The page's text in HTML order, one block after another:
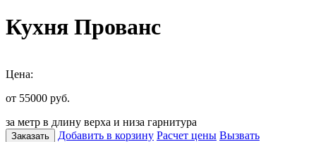
Кухня Прованс
Цена:
от 55000 руб.
за метр в длину верха и низа гарнитура
Заказать Добавить в корзину Расчет цены Вызвать